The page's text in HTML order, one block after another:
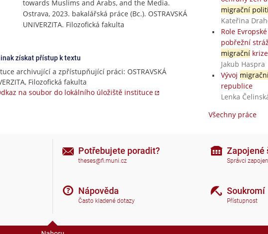
towards Muslims and Arabs, and the Media.
Ostrava, 2023. bakalářská práce (Bc.). OSTRAVSKÁ
UNIVERZITA. Filozofická fakulta
získat přístup k textu
archivující a zpřístupňující práci: OSTRAVSKÁ
Filozofická fakulta
na soubor do lokálního úložiště instituce
migrační
Kateřina
Role
pobřežní
migračníkrize
Jakub Haspra
Vývoj
republice
Lenka
Všechny práce
Potřebujete poradit?
theses@fi.muni.cz
Nápověda
Často kladené dotazy
Zapojené
Správci
Soukromí
Přístupnost